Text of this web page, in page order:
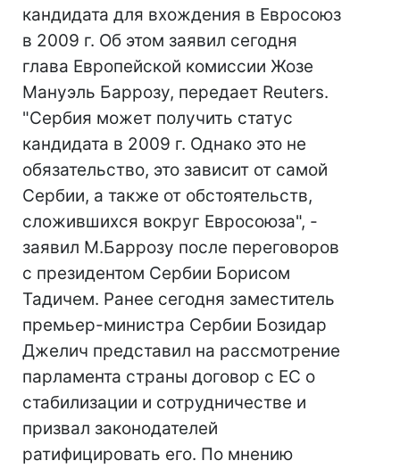
кандидата для вхождения в Евросоюз
в 2009 г. Об этом заявил сегодня
глава Европейской комиссии Жозе
Мануэль Баррозу, передает Reuters.
"Сербия может получить статус
кандидата в 2009 г. Однако это не
обязательство, это зависит от самой
Сербии, а также от обстоятельств,
сложившихся вокруг Евросоюза", -
заявил М.Баррозу после переговоров
с президентом Сербии Борисом
Тадичем. Ранее сегодня заместитель
премьер-министра Сербии Бозидар
Джелич представил на рассмотрение
парламента страны договор с ЕС о
стабилизации и сотрудничестве и
призвал законодателей
ратифицировать его. По мнению